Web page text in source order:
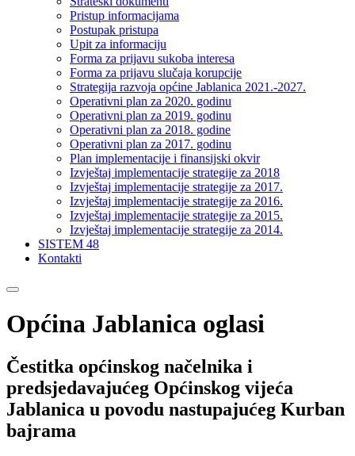
Pristup informacijama
Postupak pristupa
Upit za informaciju
Forma za prijavu sukoba interesa
Forma za prijavu slučaja korupcije
Strategija razvoja općine Jablanica 2021.-2027.
Operativni plan za 2020. godinu
Operativni plan za 2019. godinu
Operativni plan za 2018. godine
Operativni plan za 2017. godinu
Plan implementacije i finansijski okvir
Izvještaj implementacije strategije za 2018
Izvještaj implementacije strategije za 2017.
Izvještaj implementacije strategije za 2016.
Izvještaj implementacije strategije za 2015.
Izvještaj implementacije strategije za 2014.
SISTEM 48
Kontakti
Općina Jablanica oglasi
Čestitka općinskog načelnika i
predsjedavajućeg Općinskog vijeća
Jablanica u povodu nastupajućeg Kurban
bajrama